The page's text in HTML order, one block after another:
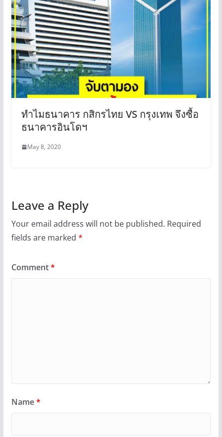
ทำไมธนาคาร กสิกรไทย VS กรุงเทพ จึงซื้อ
ธนาคารอินโดฯ
May 8, 2020
Leave a Reply
Your email address will not be published. Required
fields are marked *
Comment*
Name*